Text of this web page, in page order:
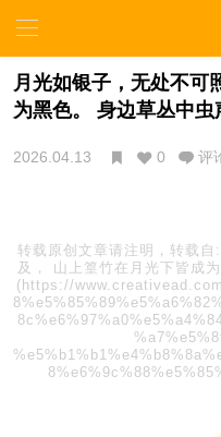
月光如银子，无处不可
为黑色。 身边草丛中虫
2026.04.13 0 评
转载原创文章请注明，转载自:
及， 山上篁竹在月光下皆成
(https://